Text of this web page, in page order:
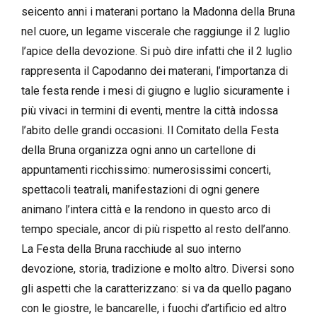
seicento anni i materani portano la Madonna della Bruna
nel cuore, un legame viscerale che raggiunge il 2 luglio
l’apice della devozione. Si può dire infatti che il 2 luglio
rappresenta il Capodanno dei materani, l’importanza di
tale festa rende i mesi di giugno e luglio sicuramente i
più vivaci in termini di eventi, mentre la città indossa
l’abito delle grandi occasioni. Il Comitato della Festa
della Bruna organizza ogni anno un cartellone di
appuntamenti ricchissimo: numerosissimi concerti,
spettacoli teatrali, manifestazioni di ogni genere
animano l’intera città e la rendono in questo arco di
tempo speciale, ancor di più rispetto al resto dell’anno.
La Festa della Bruna racchiude al suo interno
devozione, storia, tradizione e molto altro. Diversi sono
gli aspetti che la caratterizzano: si va da quello pagano
con le giostre, le bancarelle, i fuochi d’artificio ed altro